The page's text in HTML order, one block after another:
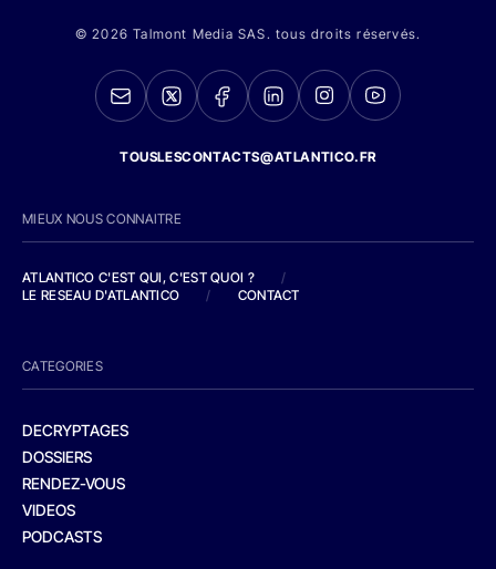
© 2026 Talmont Media SAS. tous droits réservés.
TOUSLESCONTACTS@ATLANTICO.FR
MIEUX NOUS CONNAITRE
ATLANTICO C'EST QUI, C'EST QUOI ?
/
LE RESEAU D'ATLANTICO
/ CONTACT
CATEGORIES
DECRYPTAGES
DOSSIERS
RENDEZ-VOUS
VIDEOS
PODCASTS